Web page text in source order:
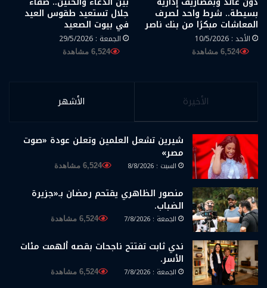
بسيطة.. شرط واحد لصرف
المعاشات مبكرًا من بنك ناصر
الأحد : 10/5/2026
6,524 مشاهدة
جلال تستعيد طقوس العيد
في بيوت الصعيد
الجمعة : 29/5/2026
6,524 مشاهدة
الأخيرة الأشهر
شيرين تشعل العلمين وتعلن عودة «صوت
مصر»
السبت : 8/8/2026 6,524 مشاهدة
منصور الظاهري يقتحم رمضان بـ«جزيرة
الضباب.
الجمعة : 7/8/2026 6,524 مشاهدة
ندي ثابت تفتتح ناجحات بقصه ألهمت مئات
الأسر.
الجمعة : 7/8/2026 6,524 مشاهدة